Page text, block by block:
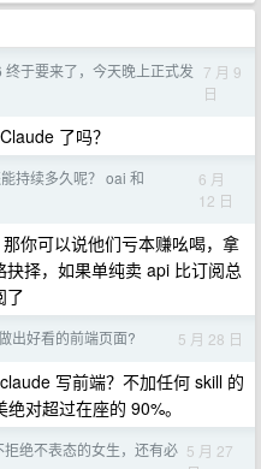
终于要来了，今天晚上正式发 7 月 9
日
了吗？
持续多久呢？ oai 和
6 月
12 日
你可以说他们亏本赚吆喝，拿
择，如果单纯卖 api 比订阅总
了
出好看的前端页面? 5 月 28 日
写前端？不加任何 skill 的
对超过在座的 90%。
拒绝不表态的女生，还有必 5 月 27